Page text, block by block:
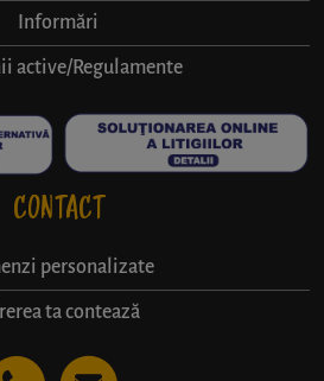
Informări
active/Regulamente
CONTACT
personalizate
ta contează